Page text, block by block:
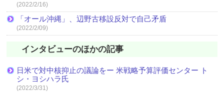
(2022/2/16)
「オール沖縄」、辺野古移設反対で自己矛盾
(2022/2/09)
インタビューのほかの記事
日米で対中核抑止の議論をー 米戦略予算評価センター ト
シ・ヨシハラ氏
(2022/3/31)